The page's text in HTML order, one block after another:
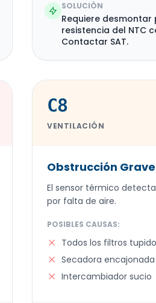
SOLUCIÓN
Requiere
resistencia del NTC
Contactar SAT.
C8
VENTILACIÓN
Obstrucción
El sensor térmico
por falta de aire.
POSIBLES CAUSAS:
Todos los filtros
Secadora
Intercambiador sucio